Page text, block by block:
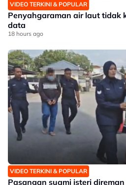
VIDEO TERKINI & POPULAR
Penyahgaraman air laut tidak
data
18 hours ago
VIDEO TERKINI & POPULAR
Pasangan suami isteri